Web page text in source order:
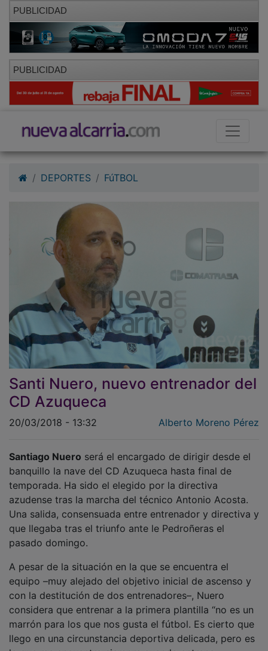
PUBLICIDAD
PUBLICIDAD
Santi Nuero, nuevo entrenador del
CD Azuqueca
20/03/2018 - 13:32
banquillo la nave del CD Azuqueca hasta final de
temporada. Ha sido el elegido por la directiva
azudense tras la marcha del técnico Antonio Acosta.
Una salida, consensuada entre entrenador y directiva y
que llegaba tras el triunfo ante le Pedroñeras el
pasado domingo.
equipo –muy alejado del objetivo inicial de ascenso y
con la destitución de dos entrenadores–, Nuero
considera que entrenar a la primera plantilla “no es un
marrón para los que nos gusta el fútbol. Es cierto que
llego en una circunstancia deportiva delicada, pero es
lo que me encuentro siempre cuando entreno